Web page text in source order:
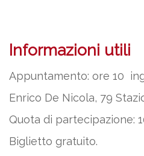
Informazioni utili
Appuntamento: ore 10
Enrico De Nicola, 79
Quota di partecipazione:
Biglietto gratuito.